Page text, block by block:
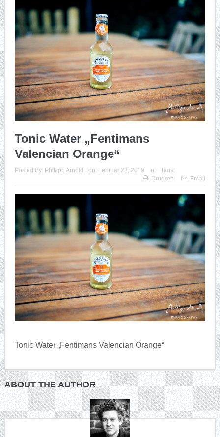
Tonic Water „Fentimans
Valencian Orange“
Posted By: Phillipp Arnold on: Februar 22, 2019 In:
Tags:
Drucken
Email
Tonic Water „Fentimans Valencian Orange“
ABOUT THE AUTHOR